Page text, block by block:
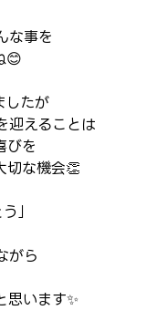
な事を
😊
したが
迎えることは
びを
切な機会👏
」
がら
思います✨